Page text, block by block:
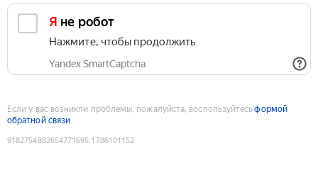
Я не робот
Нажмите, чтобы продолжить
Yandex SmartCaptcha
Если у вас возникли проблемы, пожалуйста, воспользуйтесьформой
обратной связи
9182754882654771695:1786101152